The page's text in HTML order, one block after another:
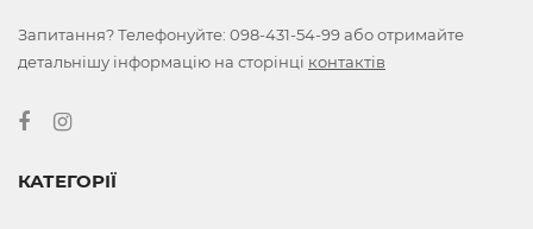
Запитання? Телефонуйте: 098-431-54-99або отримайте
детальнішу інформацію на сторінці контактів
КАТЕГОРІЇ